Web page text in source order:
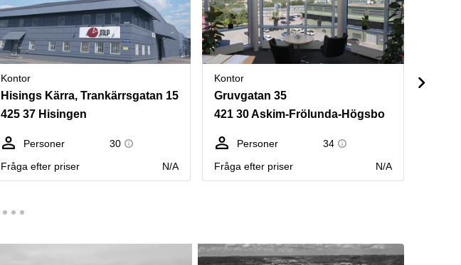
Kontor
Hisings Kärra, Trankärrsgatan 15
425 37 Hisingen
Personer
30
Fråga efter priser
N/A
Kontor
Gruvgatan 35
421 30 Askim-Frölunda-Högsbo
Personer
34
Fråga efter priser
N/A